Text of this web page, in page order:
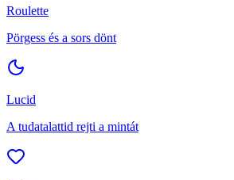
Roulette
Pörgess és a sors dönt
Lucid
A tudatalattid rejti a mintát